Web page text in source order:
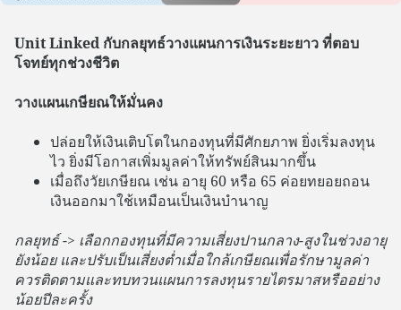
Unit Linked กับกลยุทธ์วางแผนการเงินระยะยาว ที่ตอบ
โจทย์ทุกช่วงชีวิต
วางแผนเกษียณให้มั่นคง
ปล่อยให้เงินเติบโตในกองทุนที่มีศักยภาพ ยิ่งเริ่มลงทุน
ไว ยิ่งมีโอกาสเพิ่มมูลค่าให้ทรัพย์สินมากขึ้น
เมื่อถึงวัยเกษียณ เช่น อายุ 60 หรือ 65 ค่อยทยอยถอน
เงินออกมาใช้เหมือนเป็นเงินบำนาญ
กลยุทธ์ -> เลือกกองทุนที่มีความเสี่ยงปานกลาง-สูงในช่วงอายุ
ยังน้อย และปรับเป็นเสี่ยงต่ำเมื่อใกล้เกษียณเพื่อรักษามูลค่า
ควรติดตามและทบทวนแผนการลงทุนรายไตรมาสหรืออย่าง
น้อยปีละครั้ง